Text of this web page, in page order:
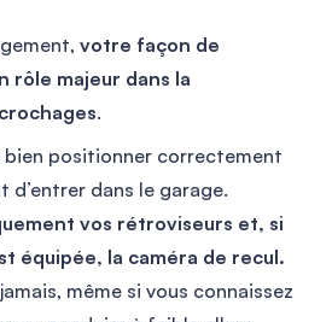
votre façon de
rôle majeur dans la
.
bien positionner correctement
d’entrer dans le garage.
vos rétroviseurs et, si
équipée, la caméra de recul.
même si vous connaissez